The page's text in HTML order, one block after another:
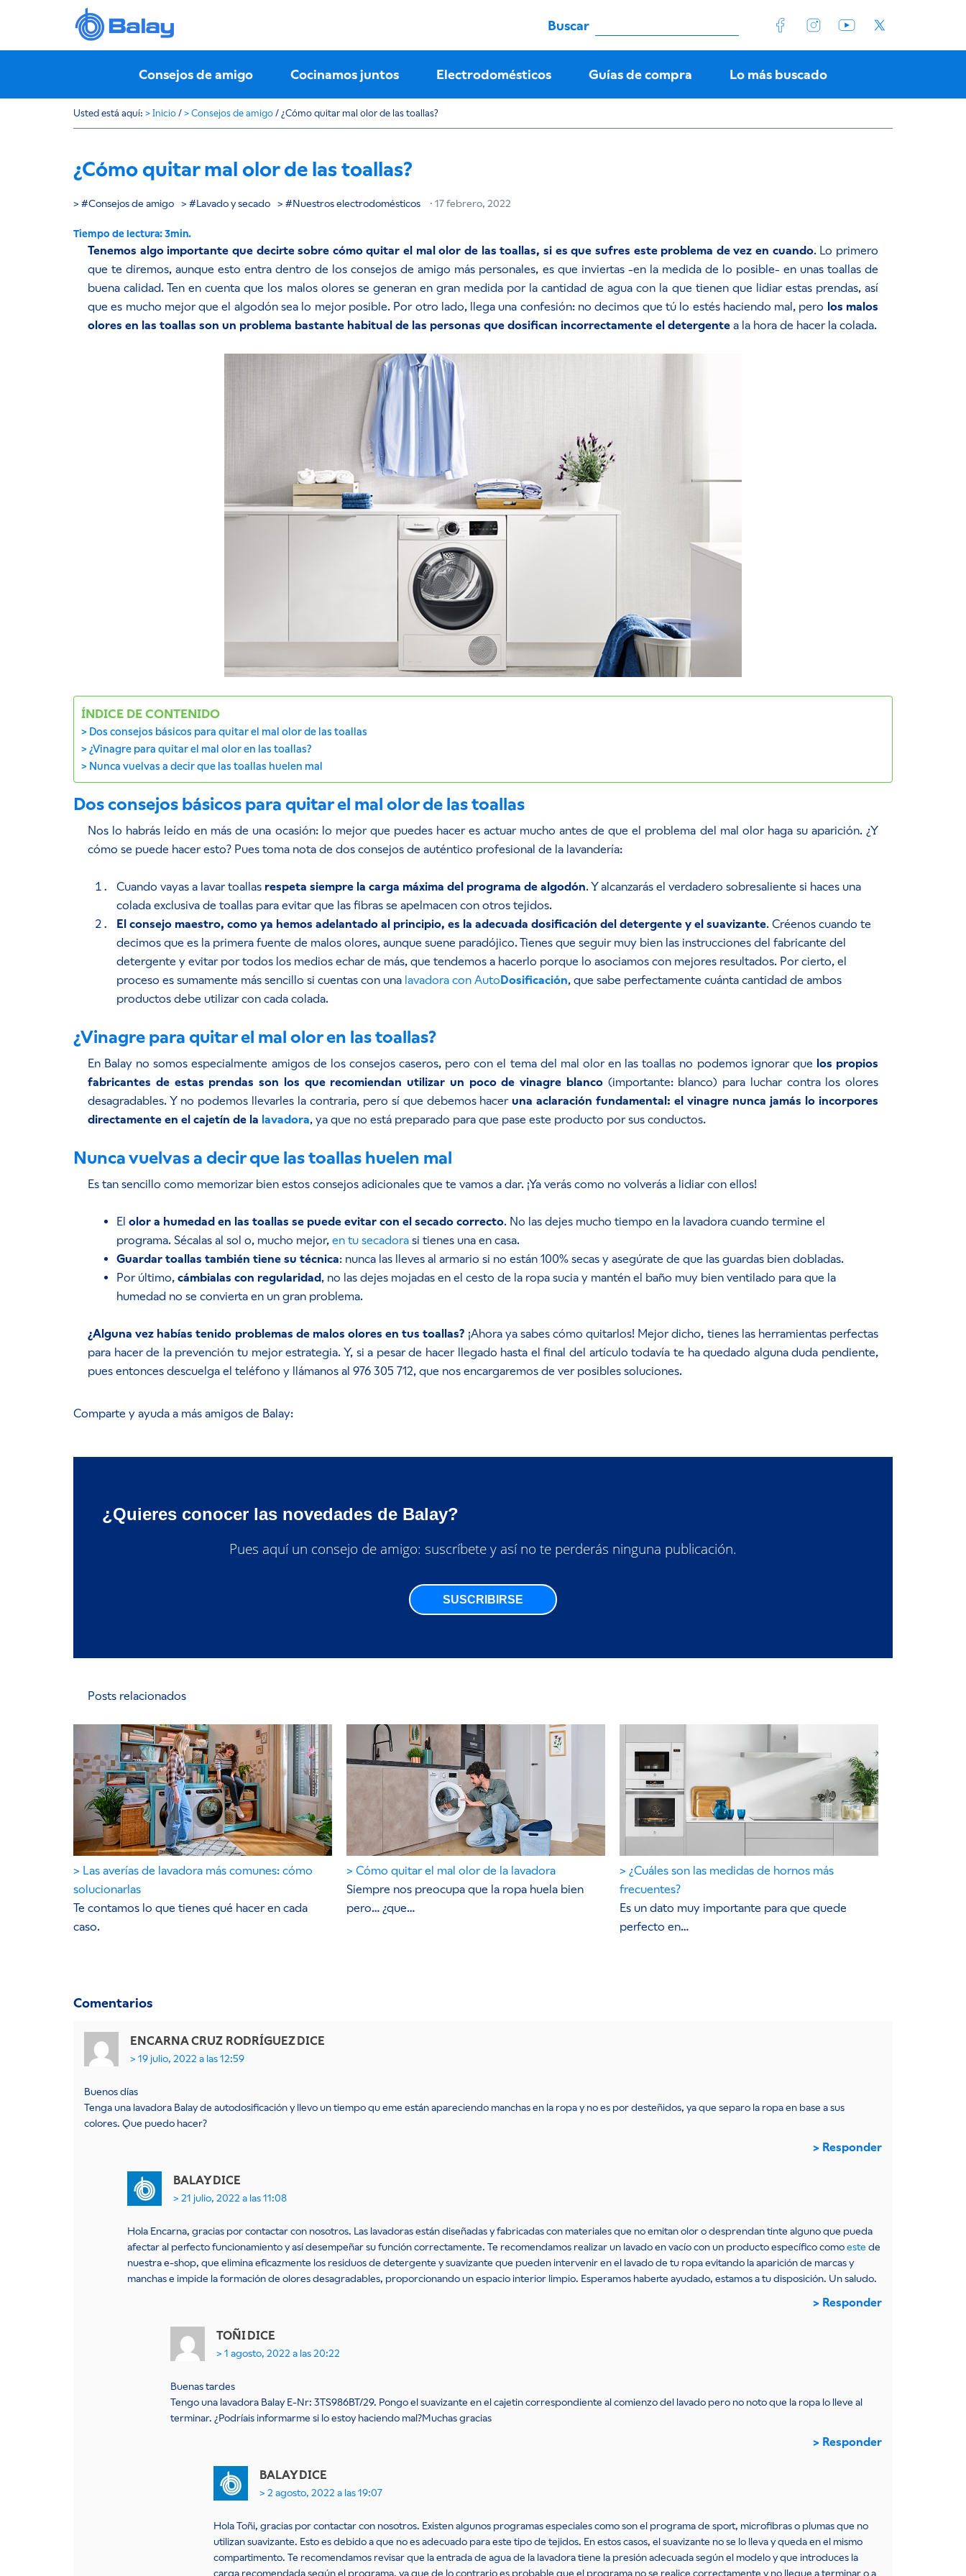
Buscar
Consejos de amigo Cocinamos juntos Electrodomésticos Guías de compra Lo más buscado
Usted está aquí: > Inicio / > Consejos de amigo / ¿Cómo quitar mal olor de las toallas?
¿Cómo quitar mal olor de las toallas?
Consejos de amigo Lavado y secado Nuestros electrodomésticos · 17 febrero, 2022
Tenemos algo importante que decirte sobre cómo quitar el mal olor de las toallas, si es que sufres este problema de vez en cuando. Lo primero
que te diremos, aunque esto entra dentro de los consejos de amigo más personales, es que inviertas -en la medida de lo posible- en unas toallas de
buena calidad. Ten en cuenta que los malos olores se generan en gran medida por la cantidad de agua con la que tienen que lidiar estas prendas, así
que es mucho mejor que el algodón sea lo mejor posible. Por otro lado, llega una confesión: no decimos que tú lo estés haciendo mal, pero los malos
olores en las toallas son un problema bastante habitual de las personas que dosifican incorrectamente el detergente a la hora de hacer la colada.
ÍNDICE DE CONTENIDO
Dos consejos básicos para quitar el mal olor de las toallas
¿Vinagre para quitar el mal olor en las toallas?
Nunca vuelvas a decir que las toallas huelen mal
Dos consejos básicos para quitar el mal olor de las toallas
Nos lo habrás leído en más de una ocasión: lo mejor que puedes hacer es actuar mucho antes de que el problema del mal olor haga su aparición. ¿Y
cómo se puede hacer esto? Pues toma nota de dos consejos de auténtico profesional de la lavandería:
Cuando vayas a lavar toallas respeta siempre la carga máxima del programa de algodón. Y alcanzarás el verdadero sobresaliente si haces una
colada exclusiva de toallas para evitar que las fibras se apelmacen con otros tejidos.
El consejo maestro, como ya hemos adelantado al principio, es la adecuada dosificación del detergente y el suavizante. Créenos cuando te
decimos que es la primera fuente de malos olores, aunque suene paradójico. Tienes que seguir muy bien las instrucciones del fabricante del
detergente y evitar por todos los medios echar de más, que tendemos a hacerlo porque lo asociamos con mejores resultados. Por cierto, el
proceso es sumamente más sencillo si cuentas con una lavadora con AutoDosificación, que sabe perfectamente cuánta cantidad de ambos
productos debe utilizar con cada colada.
¿Vinagre para quitar el mal olor en las toallas?
En Balay no somos especialmente amigos de los consejos caseros, pero con el tema del mal olor en las toallas no podemos ignorar que los propios
fabricantes de estas prendas son los que recomiendan utilizar un poco de vinagre blanco(importante: blanco) para luchar contra los olores
desagradables. Y no podemos llevarles la contraria, pero sí que debemos haceruna aclaración fundamental: el vinagre nunca jamás lo incorpores
directamente en el cajetín de la lavadora, ya que no está preparado para que pase este producto por sus conductos.
Nunca vuelvas a decir que las toallas huelen mal
Es tan sencillo como memorizar bien estos consejos adicionales que te vamos a dar. ¡Ya verás como no volverás a lidiar con ellos!
El olor a humedad en las toallas se puede evitar con el secado correcto. No las dejes mucho tiempo en la lavadora cuando termine el
programa. Sécalas al sol o, mucho mejor, en tu secadora si tienes una en casa.
Guardar toallas también tiene su técnica: nunca las lleves al armario si no están 100% secas y asegúrate de que las guardas bien dobladas.
Por último, cámbialas con regularidad, no las dejes mojadas en el cesto de la ropa sucia y mantén el baño muy bien ventilado para que la
humedad no se convierta en un gran problema.
¿Alguna vez habías tenido problemas de malos olores en tus toallas? ¡Ahora ya sabes cómo quitarlos! Mejor dicho, tienes las herramientas perfectas
para hacer de la prevención tu mejor estrategia. Y, si a pesar de hacer llegado hasta el final del artículo todavía te ha quedado alguna duda pendiente,
pues entonces descuelga el teléfono y llámanos al 976 305 712, que nos encargaremos de ver posibles soluciones.
Comparte y ayuda a más amigos de Balay:
¿Quieres conocer las novedades de Balay?
Pues aquí un consejo de amigo: suscríbete y así no te perderás ninguna publicación.
SUSCRIBIRSE
Posts relacionados
Las averías de lavadora más comunes: cómo
solucionarlas
Te contamos lo que tienes qué hacer en cada
caso.
Cómo quitar el mal olor de la lavadora
Siempre nos preocupa que la ropa huela bien
pero… ¿que…
¿Cuáles son las medidas de hornos más
frecuentes?
Es un dato muy importante para que quede
perfecto en…
Comentarios
ENCARNA CRUZ RODRÍGUEZDICE
19 julio, 2022 a las 12:59
Buenos días
Tenga una lavadora Balay de autodosificación y llevo un tiempo qu eme están apareciendo manchas en la ropa y no es por desteñidos, ya que separo la ropa en base a sus
colores. Que puedo hacer?
Responder
BALAYDICE
21 julio, 2022 a las 11:08
Hola Encarna, gracias por contactar con nosotros. Las lavadoras están diseñadas y fabricadas con materiales que no emitan olor o desprendan tinte alguno que pueda
afectar al perfecto funcionamiento y así desempeñar su función correctamente. Te recomendamos realizar un lavado en vacío con un producto específico comoeste de
nuestra e-shop, que elimina eficazmente los residuos de detergente y suavizante que pueden intervenir en el lavado de tu ropa evitando la aparición de marcas y
manchas e impide la formación de olores desagradables, proporcionando un espacio interior limpio. Esperamos haberte ayudado, estamos a tu disposición. Un saludo.
Responder
TOÑI DICE
1 agosto, 2022 a las 20:22
Buenas tardes
Tengo una lavadora Balay E-Nr: 3TS986BT/29. Pongo el suavizante en el cajetin correspondiente al comienzo del lavado pero no noto que la ropa lo lleve al
terminar. ¿Podríais informarme si lo estoy haciendo mal?Muchas gracias
Responder
BALAYDICE
2 agosto, 2022 a las 19:07
Hola Toñi, gracias por contactar con nosotros. Existen algunos programas especiales como son el programa de sport, microfibras o plumas que no
utilizan suavizante. Esto es debido a que no es adecuado para este tipo de tejidos. En estos casos, el suavizante no se lo lleva y queda en el mismo
compartimento. Te recomendamos revisar que la entrada de agua de la lavadora tiene la presión adecuada según el modelo y que introduces la
carga recomendada según el programa, ya que de lo contrario es probable que el programa no se realice correctamente y no llegue a terminar o a